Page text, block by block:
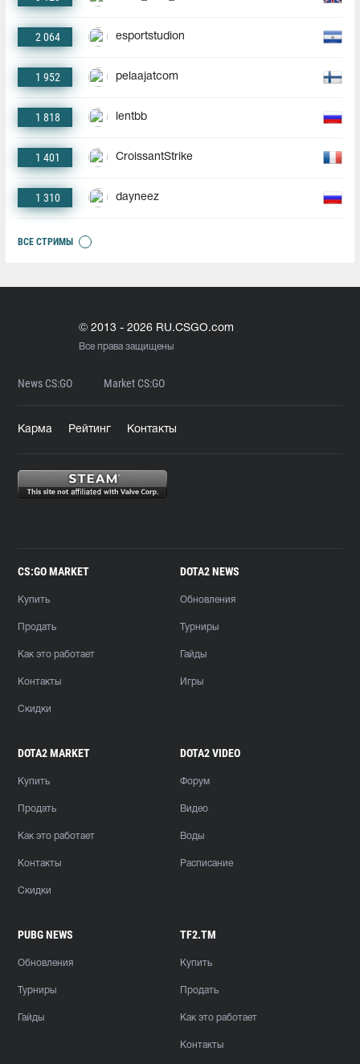
2 064 esportstudion
1 952 pelaajatcom
1 818 lentbb
1 401 CroissantStrike
1 310 dayneez
ВСЕ СТРИМЫ
© 2013 - 2026 RU.CSGO.com
Все права защищены
News CS:GO Market CS:GO
Карма Рейтинг Контакты
CS:GO MARKET
Купить
Продать
Как это работает
Контакты
Скидки
DOTA2 NEWS
Обновления
Турниры
Гайды
Игры
DOTA2 MARKET
Купить
Продать
Как это работает
Контакты
Скидки
DOTA2 VIDEO
Форум
Видео
Воды
Расписание
PUBG NEWS
Обновления
Турниры
Гайды
TF2.TM
Купить
Продать
Как это работает
Контакты